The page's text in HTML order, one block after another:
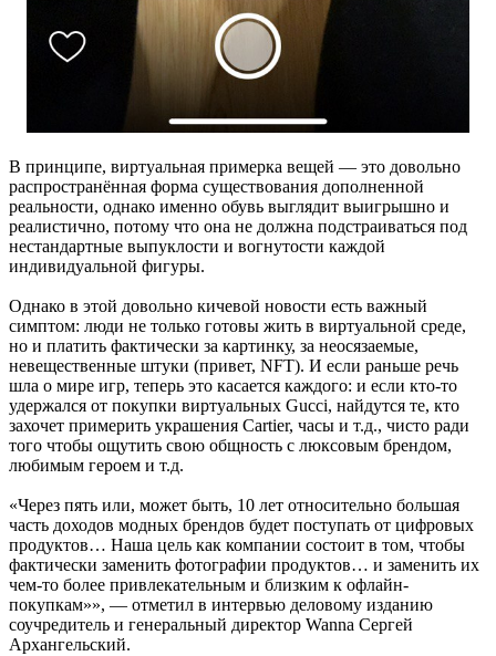
В принципе, виртуальная примерка вещей — это довольно
распространённая форма существования дополненной
реальности, однако именно обувь выглядит выигрышно и
реалистично, потому что она не должна подстраиваться под
нестандартные выпуклости и вогнутости каждой
индивидуальной фигуры.
Однако в этой довольно кичевой новости есть важный
симптом: люди не только готовы жить в виртуальной среде,
но и платить фактически за картинку, за неосязаемые,
невещественные штуки (привет, NFT). И если раньше речь
шла о мире игр, теперь это касается каждого: и если кто-то
удержался от покупки виртуальных Gucci, найдутся те, кто
захочет примерить украшения Cartier, часы и т.д., чисто ради
того чтобы ощутить свою общность с люксовым брендом,
любимым героем и т.д.
«Через пять или, может быть, 10 лет относительно большая
часть доходов модных брендов будет поступать от цифровых
продуктов… Наша цель как компании состоит в том, чтобы
фактически заменить фотографии продуктов… и заменить их
чем-то более привлекательным и близким к офлайн-
покупкам»», — отметил в интервью деловому изданию
соучредитель и генеральный директор Wanna Сергей
Архангельский.